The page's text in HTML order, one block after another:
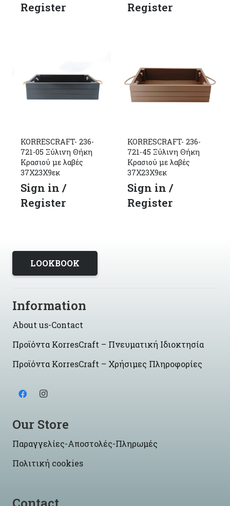
Register
Register
KORRESCRAFT- 236-
721-05 Ξύλινη Θήκη
Κρασιού με λαβές
37Χ23Χ9εκ
Sign in /
Register
KORRESCRAFT- 236-
721-45 Ξύλινη Θήκη
Κρασιού με λαβές
37Χ23Χ9εκ
Sign in /
Register
LOOKBOOK
Information
About us-Contact
Προϊόντα KorresCraft – Πνευματική Ιδιοκτησία
Προϊόντα KorresCraft – Χρήσιμες Πληροφορίες
Our Store
Παραγγελίες-Αποστολές-Πληρωμές
Πολιτική cookies